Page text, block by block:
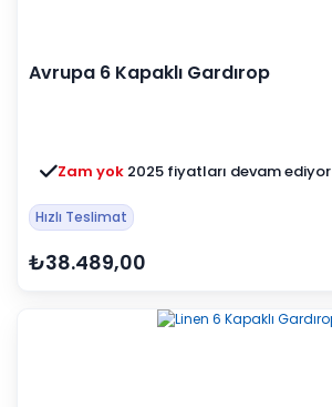
Avrupa 6 Kapaklı Gardırop
Zam yok 2025 fiyatları devam ediyor
Hızlı Teslimat
₺38.489,00